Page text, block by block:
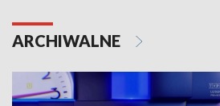
ARCHIWALNE